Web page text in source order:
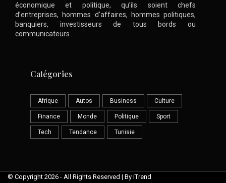
économique et politique, qu’ils soient chefs
d’entreprises, hommes d’affaires, hommes politiques,
banquiers, investisseurs de tous bords ou
communicateurs .
Catégories
Afrique Autos Business Culture
Finance Monde Politique Sport
Tech Tendance Tunisie
© Copyright 2026 - All Rights Reserved | By iTrend